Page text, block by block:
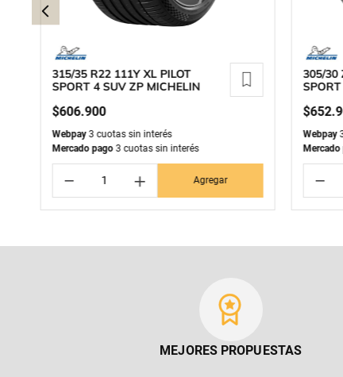
315/35 R22 111Y XL PILOT
SPORT 4 SUV ZP MICHELIN
$606.900
Webpay3 cuotas sin interés
Mercado pago3 cuotas sin interés
＋
－ Agregar
305/30
$652.
Webpay
Mercado
－
MEJORES PROPUESTAS